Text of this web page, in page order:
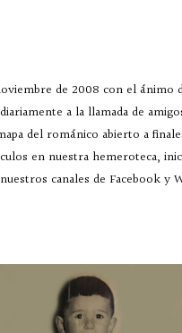
de 2008 con el
a la llamada de
del románico abierto a
en nuestra hemeroteca,
canales de Facebook y